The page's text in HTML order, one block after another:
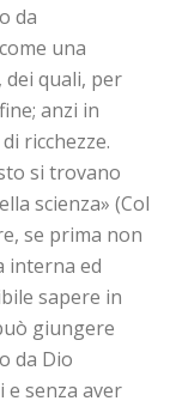
da
una
dei quali, per
anzi in
ricchezze.
si trovano
scienza» (Col
se prima non
interna ed
sapere in
giungere
da Dio
senza aver